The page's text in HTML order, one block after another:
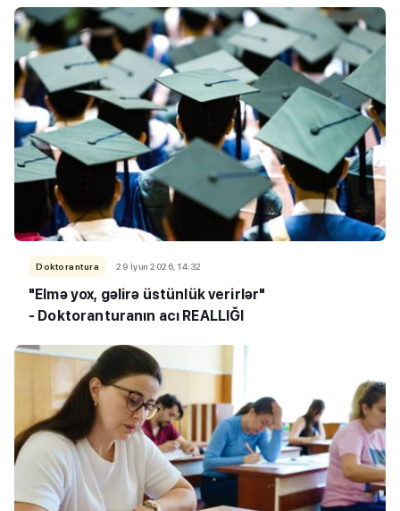
Doktorantura 29 İyun 2026, 14:32
"Elmə yox, gəlirə üstünlük verirlər"
- Doktoranturanın acı REALLIĞI